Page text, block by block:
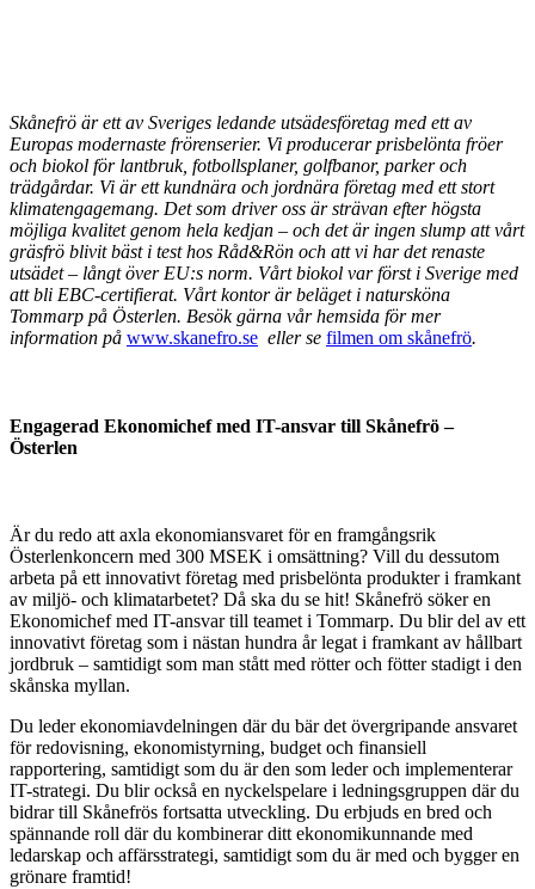
Skånefrö är ett av Sveriges ledande utsädesföretag med ett av
Europas modernaste frörenserier. Vi producerar prisbelönta fröer
och biokol för lantbruk, fotbollsplaner, golfbanor, parker och
trädgårdar. Vi är ett kundnära och jordnära företag med ett stort
klimatengagemang. Det som driver oss är strävan efter högsta
möjliga kvalitet genom hela kedjan – och det är ingen slump att vårt
gräsfrö blivit bäst i test hos Råd&Rön och att vi har det renaste
utsädet – långt över EU:s norm. Vårt biokol var först i Sverige med
att bli EBC-certifierat. Vårt kontor är beläget i natursköna
Tommarp på Österlen. Besök gärna vår hemsida för mer
information på www.skanefro.se eller se filmen om skånefrö.
Engagerad Ekonomichef med IT-ansvar till Skånefrö –
Österlen
Är du redo att axla ekonomiansvaret för en framgångsrik
Österlenkoncern med 300 MSEK i omsättning? Vill du dessutom
arbeta på ett innovativt företag med prisbelönta produkter i framkant
av miljö- och klimatarbetet? Då ska du se hit! Skånefrö söker en
Ekonomichef med IT-ansvar till teamet i Tommarp. Du blir del av ett
innovativt företag som i nästan hundra år legat i framkant av hållbart
jordbruk – samtidigt som man stått med rötter och fötter stadigt i den
skånska myllan.
Du leder ekonomiavdelningen där du bär det övergripande ansvaret
för redovisning, ekonomistyrning, budget och finansiell
rapportering, samtidigt som du är den som leder och implementerar
IT-strategi. Du blir också en nyckelspelare i ledningsgruppen där du
bidrar till Skånefrös fortsatta utveckling. Du erbjuds en bred och
spännande roll där du kombinerar ditt ekonomikunnande med
ledarskap och affärsstrategi, samtidigt som du är med och bygger en
grönare framtid!